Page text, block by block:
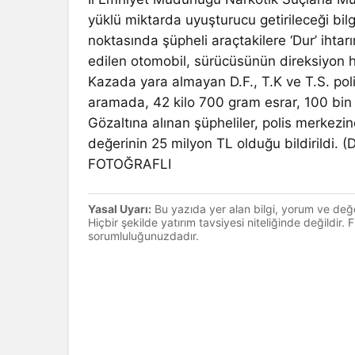
yüklü miktarda uyuşturucu getirileceği
noktasında şüpheli araçtakilere ‘Dur’
edilen otomobil, sürücüsünün direksiyon
Kazada yara almayan D.F., T.K ve T.S.
aramada, 42 kilo 700 gram esrar, 100
Gözaltına alınan şüpheliler, polis
değerinin 25 milyon TL olduğu bildirildi.
FOTOĞRAFLI
Yasal Uyarı: Bu yazıda yer alan bilgi, yorum ve
Hiçbir şekilde yatırım tavsiyesi niteliğinde değildir.
sorumluluğunuzdadır.